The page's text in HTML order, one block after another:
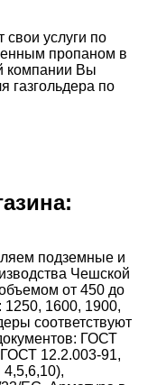
свои услуги по
пропаном в
компании Вы
газгольдера по
подземные и
Чешской
от 450 до
1250, 1600, 1900,
соответствуют
ГОСТ
12.2.003-91,